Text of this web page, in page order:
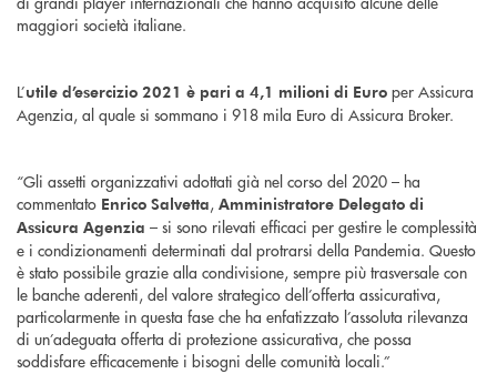
maggiori società italiane.
L’utile d’esercizio 2021 è pari a 4,1 milioni di Euro per Assicura
Agenzia, al quale si sommano i 918 mila Euro di Assicura Broker.
“Gli assetti organizzativi adottati già nel corso del 2020 – ha
commentato Enrico Salvetta, Amministratore Delegato di
Assicura Agenzia – si sono rilevati efficaci per gestire le complessità
e i condizionamenti determinati dal protrarsi della Pandemia. Questo
è stato possibile grazie alla condivisione, sempre più trasversale con
le banche aderenti, del valore strategico dell’offerta assicurativa,
particolarmente in questa fase che ha enfatizzato l’assoluta rilevanza
di un’adeguata offerta di protezione assicurativa, che possa
soddisfare efficacemente i bisogni delle comunità locali.”